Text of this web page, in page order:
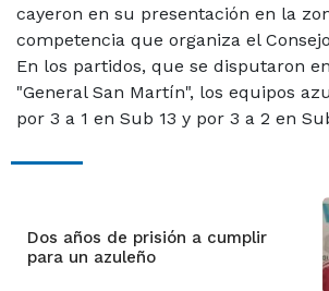
cayeron en su presentación en la
competencia que organiza el
En los partidos, que se disputaron
"General San Martín", los equipos
por 3 a 1 en Sub 13 y por 3 a 2 en
Dos años de prisión a cumplir
para un azuleño